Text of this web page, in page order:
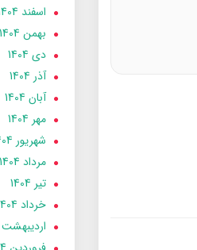
اسفند 1404
بهمن 1404
دی 1404
آذر 1404
آبان 1404
مهر 1404
شهریور 1404
مرداد 1404
تير 1404
خرداد 1404
ارديبهشت 1404